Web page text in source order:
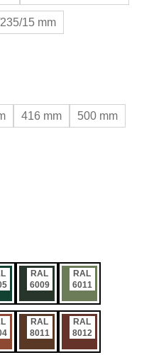
15 mm
416 mm 500 mm
RAL
6009
RAL
6011
RAL
8011
RAL
8012